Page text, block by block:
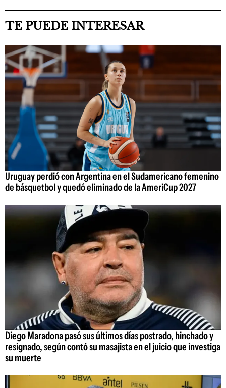
TE PUEDE INTERESAR
Uruguay perdió con Argentina en el Sudamericano femenino
de básquetbol y quedó eliminado de la AmeriCup 2027
Diego Maradona pasó sus últimos días postrado, hinchado y
resignado, según contó su masajista en el juicio que investiga
su muerte